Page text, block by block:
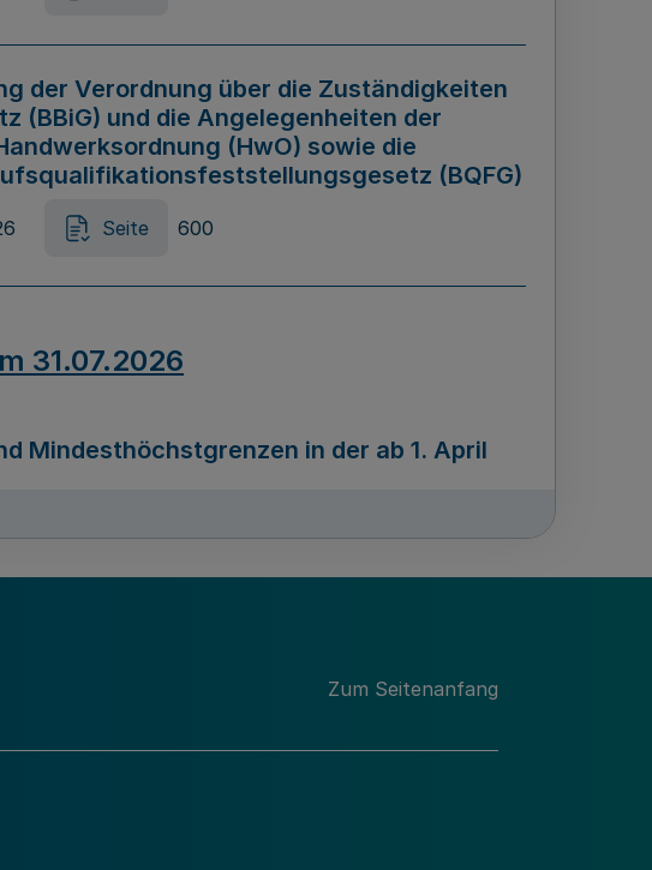
der Verordnung über die Zuständigkeiten
(BBiG) und die Angelegenheiten der
(HwO) sowie die
(BQFG)
Seite 600
31.07.2026
Mindesthöchstgrenzen in der ab 1. April
„Mittelstand Innovativ &
Zum Seitenanfang